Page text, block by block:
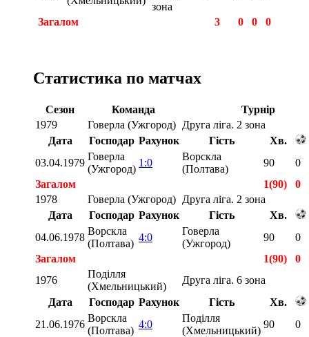
зона
Загалом 3 0 0 0
Статистика по матчах
Сезон Команда
Турнір
1979
Говерла (Ужгород) Друга ліга. 2 зона
Дата
Господар Рахунок Гість
Хв.
03.04.1979
Говерла
(Ужгород)
1:0
Ворскла
(Полтава)
90
0
Загалом
1(90)
0
1978
Говерла (Ужгород) Друга ліга. 2 зона
Дата
Господар Рахунок Гість
Хв.
04.06.1978
Ворскла
(Полтава)
4:0
Говерла
(Ужгород)
90
0
Загалом
1(90)
0
1976
Поділля
(Хмельницький)
Друга ліга. 6 зона
Дата
Господар Рахунок Гість
Хв.
21.06.1976
Ворскла
(Полтава)
4:0
Поділля
(Хмельницький)
90
0